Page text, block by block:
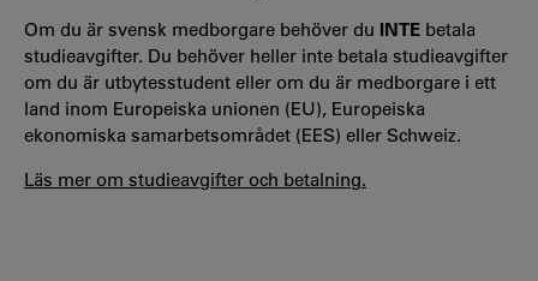
Om du är svensk medborgare behöver du INTE betala
studieavgifter. Du behöver heller inte betala studieavgifter
om du är utbytesstudent eller om du är medborgare i ett
land inom Europeiska unionen (EU), Europeiska
ekonomiska samarbetsområdet (EES) eller Schweiz.
Läs mer om studieavgifter och betalning.